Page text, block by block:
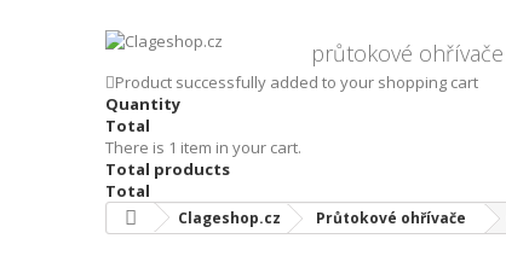
průtokové ohřívače
Product successfully added to your shopping cart
Quantity
Total
There is 1 item in your cart.
Total products
Total
Clageshop.cz Průtokové ohřívače